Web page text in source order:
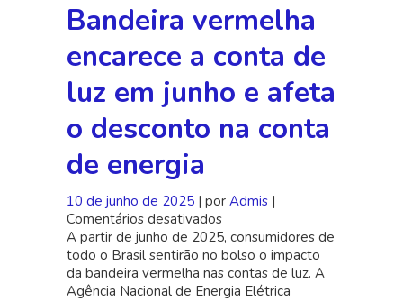
Bandeira vermelha
encarece a conta de
luz em junho e afeta
o desconto na conta
de energia
10 de junho de 2025 | por Admis |
Comentários desativados
Bandeira
vermelha
encarece
a
A partir de junho de 2025, consumidores de
todo o Brasil sentirão no bolso o impacto
da bandeira vermelha nas contas de luz. A
Agência Nacional de Energia Elétrica